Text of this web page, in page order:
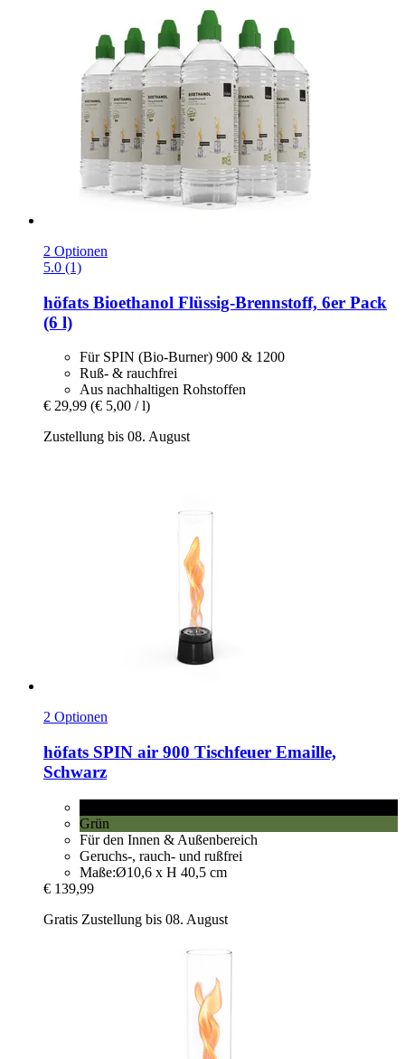
2 Optionen
5.0 (1)
höfats Bioethanol Flüssig-​Brennstoff, 6er Pack
(6 l)
Für SPIN (Bio-Burner) 900 & 1200
Ruß- & rauchfrei
Aus nachhaltigen Rohstoffen
€ 29,99 (€ 5,00 / l)
Zustellung bis 08. August
2 Optionen
höfats SPIN air 900 Tischfeuer Emaille,
Schwarz
Grün
Für den Innen & Außenbereich
Geruchs-, rauch- und rußfrei
Maße:Ø10,6 x H 40,5 cm
€ 139,99
Gratis Zustellung bis 08. August